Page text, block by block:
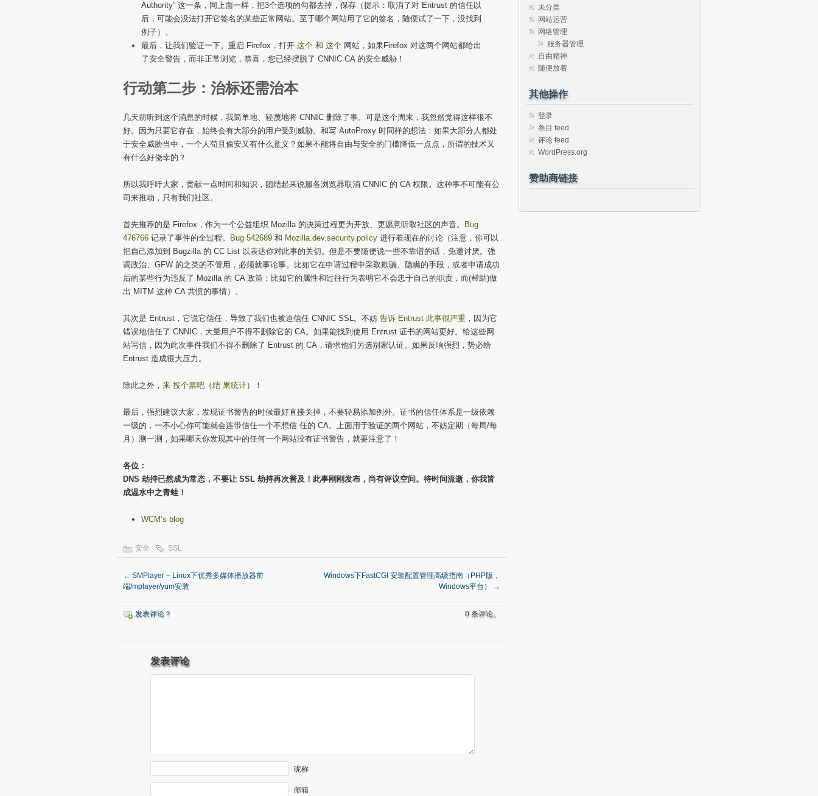
Authority” 这一条，同上面一样，把3个选项的勾都去掉，保存（提示：取消了对 Entrust 的信任以
后，可能会没法打开它签名的某些正常网站。至于哪个网站用了它的签名，随便试了一下，没找到
例子）。
最后，让我们验证一下。重启 Firefox，打开 这个 和 这个 网站，如果Firefox 对这两个网站都给出
了安全警告，而非正常浏览，恭喜，您已经摆脱了 CNNIC CA 的安全威胁！
行动第二步：治标还需治本
几天前听到这个消息的时候，我简单地、轻蔑地将 CNNIC 删除了事。可是这个周末，我忽然觉得这样很不
好。因为只要它存在，始终会有大部分的用户受到威胁。和写 AutoProxy 时同样的想法：如果大部分人都处
于安全威胁当中，一个人苟且偷安又有什么意义？如果不能将自由与安全的门槛降低一点点，所谓的技术又
有什么好侥幸的？
所以我呼吁大家，贡献一点时间和知识，团结起来说服各浏览器取消 CNNIC 的 CA 权限。这种事不可能有公
司来推动，只有我们社区。
首先推荐的是 Firefox，作为一个公益组织 Mozilla 的决策过程更为开放、更愿意听取社区的声音。
Bug
476766 记录了事件的全过程。 Bug 542689 和 Mozilla.dev.security.policy 进行着现在的讨论（注意，你可以
把自己添加到 Bugzilla 的 CC List 以表达你对此事的关切。但是不要随便说一些不靠谱的话，免遭讨厌。强
调政治、GFW 的之类的不管用，必须就事论事。比如它在申请过程中采取欺骗、隐瞒的手段，或者申请成功
后的某些行为违反了 Mozilla 的 CA 政策；比如它的属性和过往行为表明它不会忠于自己的职责，而(帮助)做
出 MITM 这种 CA 共愤的事情）。
其次是 Entrust，它说它信任，导致了我们也被迫信任 CNNIC SSL。不妨 告诉 Entrust 此事很严重 ，因为它
错误地信任了 CNNIC，大量用户不得不删除它的 CA。如果能找到使用 Entrust 证书的网站更好。给这些网
站写信，因为此次事件我们不得不删除了 Entrust 的 CA，请求他们另选别家认证。如果反响强烈，势必给
Entrust 造成很大压力。
除此之外， 来 投个票吧 （结 果统计）！
最后，强烈建议大家，发现证书警告的时候最好直接关掉，不要轻易添加例外。证书的信任体系是一级依赖
一级的，一不小心你可能就会连带信任一个不想信 任的 CA。上面用于验证的两个网站，不妨定期（每周/每
月）测一测，如果哪天你发现其中的任何一个网站没有证书警告，就要注意了！
各位：
DNS 劫持已然成为常态，不要让 SSL 劫持再次普及！此事刚刚发布，尚有评议空间。待时间流逝，你我皆
成温水中之青蛙！
WCM’s blog
安全 SSL
← SMPlayer – Linux下优秀多媒体播放器前
端/mplayer/yum安装
Windows下FastCGI 安装配置管理高级指南（PHP版，
Windows平台）
→
发表评论？ 0 条评论。
发表评论
昵称
邮箱
未分类
网站运营
网络管理
服务器管理
自由精神
随便放着
其他操作
登录
条目 feed
评论 feed
WordPress.org
赞助商链接